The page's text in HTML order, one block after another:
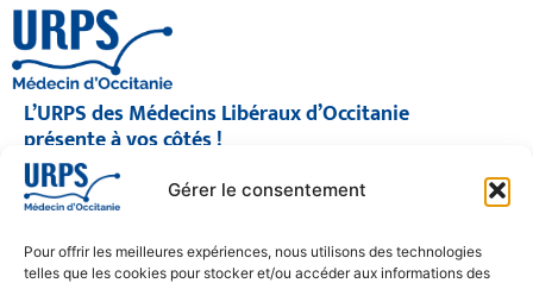
Gérer le consentement
Pour offrir les meilleures expériences, nous utilisons des technologies
telles que les cookies pour stocker et/ou accéder aux informations des
L’URPS des Médecins Libéraux d’Occitanie
présente à vos côtés !
© 2026 URPS médecin d'Occitanie
Siège social : 1300 Avenue Albert Einstein, 34000 Montpellier
05 61 15 80 90
Accueil : Lundi au Vendredi | 08h30 – 17h30